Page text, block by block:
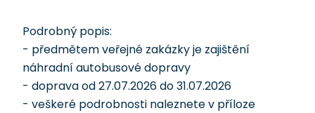
Podrobný popis:
- předmětem veřejné zakázky je zajištění
náhradní autobusové dopravy
- doprava od 27.07.2026 do 31.07.2026
- veškeré podrobnosti naleznete v příloze